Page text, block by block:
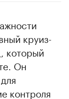
круиз-
который
Он
контроля